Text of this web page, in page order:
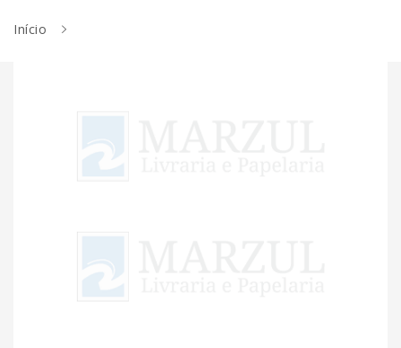
Início